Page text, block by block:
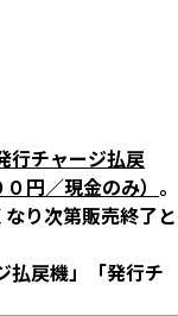
行チャージ払戻
円／現金のみ） 。
り次第販売終了と
払戻機」「発行チ